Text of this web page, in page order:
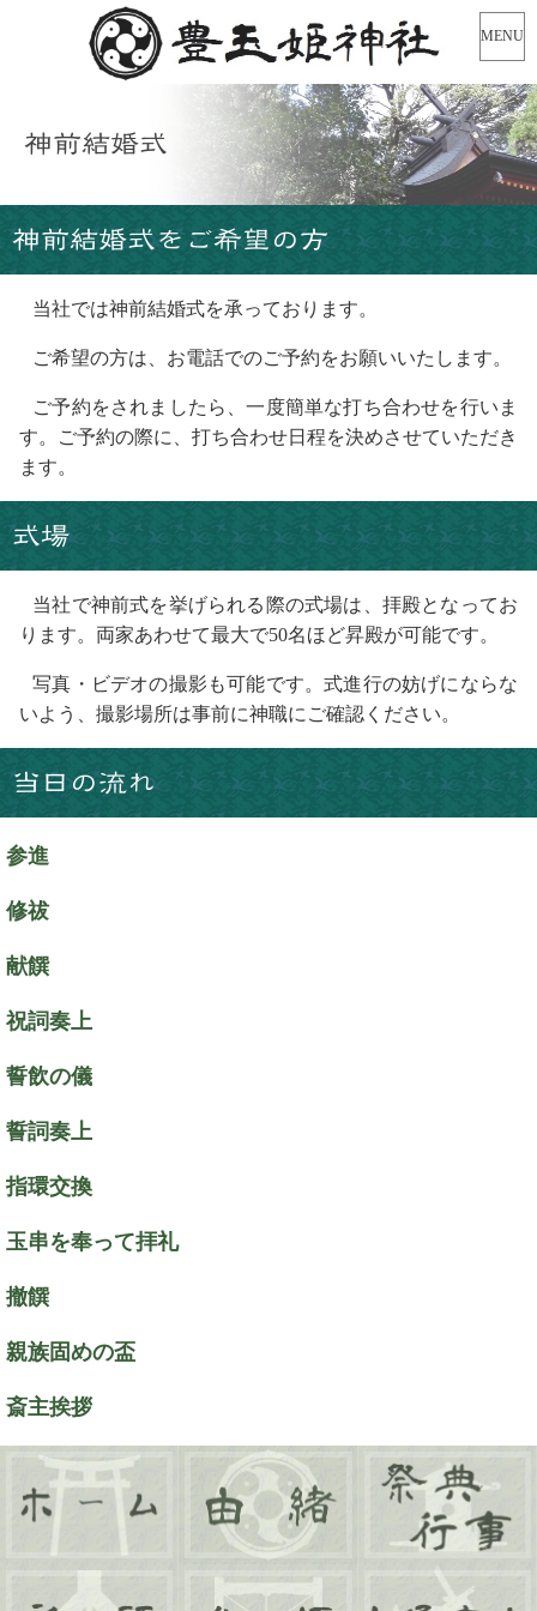
MENU
神前結婚式
神前結婚式をご希望の方
当社では神前結婚式を承っております。
ご希望の方は、お電話でのご予約をお願いいたします。
ご予約をされましたら、一度簡単な打ち合わせを行いま
す。ご予約の際に、打ち合わせ日程を決めさせていただき
ます。
式場
当社で神前式を挙げられる際の式場は、拝殿となってお
ります。両家あわせて最大で50名ほど昇殿が可能です。
写真・ビデオの撮影も可能です。式進行の妨げにならな
いよう、撮影場所は事前に神職にご確認ください。
当日の流れ
参進
修祓
献饌
祝詞奏上
誓飲の儀
誓詞奏上
指環交換
玉串を奉って拝礼
撤饌
親族固めの盃
斎主挨拶